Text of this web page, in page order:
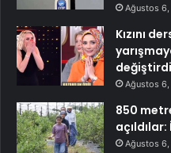
Ağustos
Kızını
değiştirdi
Ağustos
850
Ağustos